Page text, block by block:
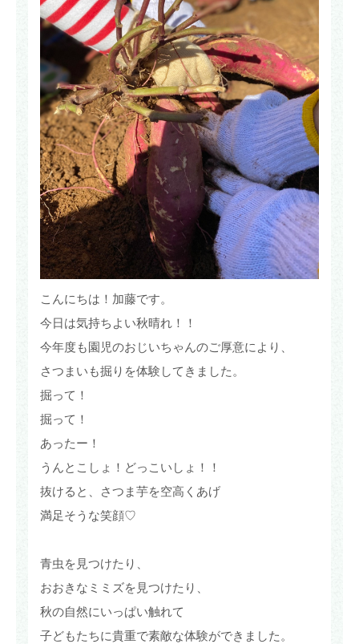
こんにちは！加藤です。
今日は気持ちよい秋晴れ！！
今年度も園児のおじいちゃんのご厚意により、
さつまいも掘りを体験してきました。
掘って！
掘って！
あったー！
うんとこしょ！どっこいしょ！！
抜けると、さつま芋を空高くあげ
満足そうな笑顔♡
青虫を見つけたり、
おおきなミミズを見つけたり、
秋の自然にいっぱい触れて
子どもたちに貴重で素敵な体験ができました。